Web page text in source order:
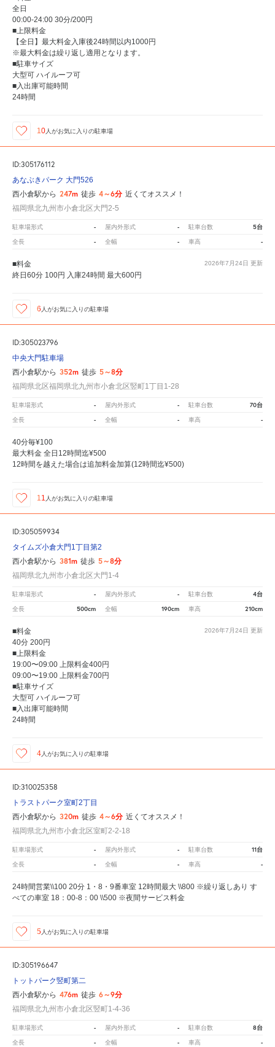
全日
00:00-24:00 30分/200円
■上限料金
【全日】最大料金入庫後24時間以内1000円
※最大料金は繰り返し適用となります。
■駐車サイズ
大型可 ハイルーフ可
■入出庫可能時間
24時間
10 人がお気に入りの駐車場
ID:305176112
あなぶきパーク 大門526
西小倉駅から 247m 徒歩 4～6分 近くてオススメ！
福岡県北九州市小倉北区大門2-5
駐車場形式 - 屋内外形式 - 駐車台数 5台
全長 - 全幅 - 車高 -
2026年7月24日 更新
■料金
終日60分 100円 入庫24時間 最大600円
6 人がお気に入りの駐車場
ID:305023796
中央大門駐車場
西小倉駅から 352m 徒歩 5～8分
福岡県北区福岡県北九州市小倉北区竪町1丁目1-28
駐車場形式 - 屋内外形式 - 駐車台数 70台
全長 - 全幅 - 車高 -
40分毎¥100
最大料金 全日12時間迄¥500
12時間を越えた場合は追加料金加算(12時間迄¥500)
11 人がお気に入りの駐車場
ID:305059934
タイムズ小倉大門1丁目第2
西小倉駅から 381m 徒歩 5～8分
福岡県北九州市小倉北区大門1-4
駐車場形式 - 屋内外形式 - 駐車台数 4台
全長 500cm 全幅 190cm 車高 210cm
2026年7月24日 更新
■料金
40分 200円
■上限料金
19:00〜09:00 上限料金400円
09:00〜19:00 上限料金700円
■駐車サイズ
大型可 ハイルーフ可
■入出庫可能時間
24時間
4 人がお気に入りの駐車場
ID:310025358
トラストパーク室町2丁目
西小倉駅から 320m 徒歩 4～6分 近くてオススメ！
福岡県北九州市小倉北区室町2-2-18
駐車場形式 - 屋内外形式 - 駐車台数 11台
全長 - 全幅 - 車高 -
24時間営業\\100 20分 1・8・9番車室 12時間最大 \\800 ※繰り返しあり す
べての車室 18：00-8：00 \\500 ※夜間サービス料金
5 人がお気に入りの駐車場
ID:305196647
トットパーク竪町第二
西小倉駅から 476m 徒歩 6～9分
福岡県北九州市小倉北区竪町1-4-36
駐車場形式 - 屋内外形式 - 駐車台数 8台
全長 - 全幅 - 車高 -